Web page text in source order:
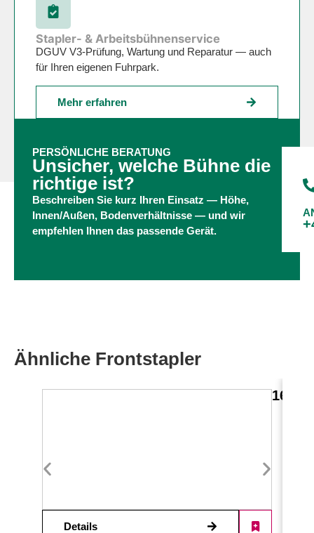
Stapler- & Arbeitsbühnenservice
DGUV V3-Prüfung, Wartung und Reparatur — auch
für Ihren eigenen Fuhrpark.
Mehr erfahren
PERSÖNLICHE BERATUNG
Unsicher, welche Bühne die
richtige ist?
Beschreiben Sie kurz Ihren Einsatz — Höhe,
Innen/Außen, Bodenverhältnisse — und wir
empfehlen Ihnen das passende Gerät.
Ähnliche Frontstapler
16,0 t
Details